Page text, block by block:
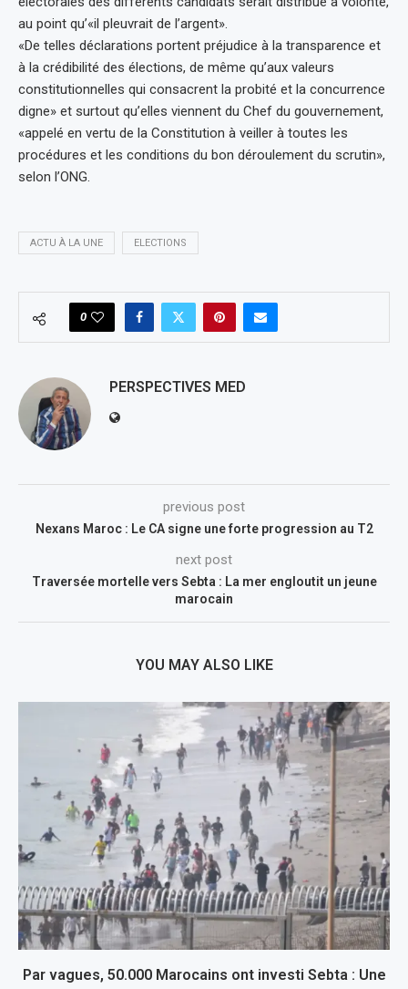
au point qu’«il pleuvrait de l’argent».
«De telles déclarations portent préjudice à la transparence et
à la crédibilité des élections, de même qu’aux valeurs
constitutionnelles qui consacrent la probité et la concurrence
digne» et surtout qu’elles viennent du Chef du gouvernement,
«appelé en vertu de la Constitution à veiller à toutes les
procédures et les conditions du bon déroulement du scrutin»,
selon l’ONG.
ACTU À LA UNE ELECTIONS
0
PERSPECTIVES MED
previous post
Nexans Maroc : Le CA signe une forte progression au T2
next post
Traversée mortelle vers Sebta : La mer engloutit un jeune
marocain
YOU MAY ALSO LIKE
Par vagues, 50.000 Marocains ont investi Sebta : Une